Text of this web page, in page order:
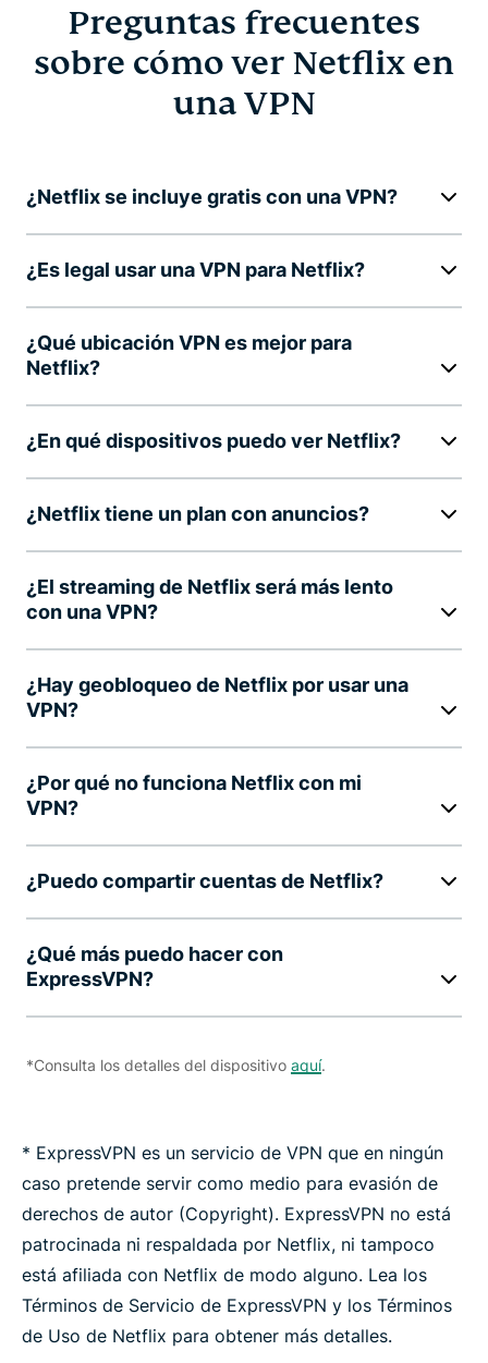
Preguntas frecuentes
sobre cómo ver Netflix en
una VPN
¿Netflix se incluye gratis con una VPN?
¿Es legal usar una VPN para Netflix?
¿Qué ubicación VPN es mejor para
Netflix?
¿En qué dispositivos puedo ver Netflix?
¿Netflix tiene un plan con anuncios?
¿El streaming de Netflix será más lento
con una VPN?
¿Hay geobloqueo de Netflix por usar una
VPN?
¿Por qué no funciona Netflix con mi
VPN?
¿Puedo compartir cuentas de Netflix?
¿Qué más puedo hacer con
ExpressVPN?
*Consulta los detalles del dispositivo aquí.
* ExpressVPN es un servicio de VPN que en ningún
caso pretende servir como medio para evasión de
derechos de autor (Copyright). ExpressVPN no está
patrocinada ni respaldada por Netflix, ni tampoco
está afiliada con Netflix de modo alguno. Lea los
Términos de Servicio de ExpressVPN y los Términos
de Uso de Netflix para obtener más detalles.